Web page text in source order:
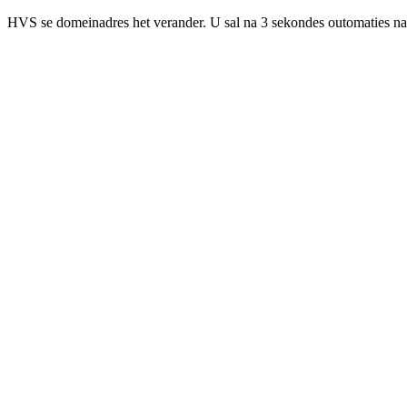
HVS se domeinadres het verander. U sal na 3 sekondes outomaties